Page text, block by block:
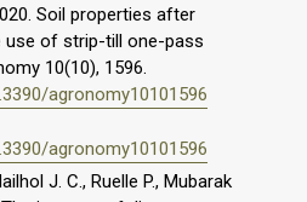
Soil properties after
use of strip-till one-pass
10(10), 1596.
agronomy10101596
agronomy10101596
J. C., Ruelle P., Mubarak